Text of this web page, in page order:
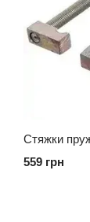
559 грн